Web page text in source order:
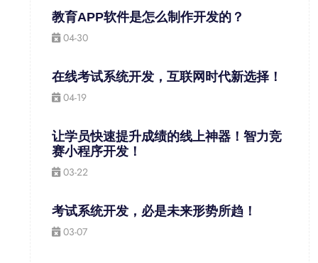
教育APP软件是怎么制作开发的？
04-30
在线考试系统开发，互联网时代新选择！
04-19
让学员快速提升成绩的线上神器！智力竞
赛小程序开发！
03-22
考试系统开发，必是未来形势所趋！
03-07